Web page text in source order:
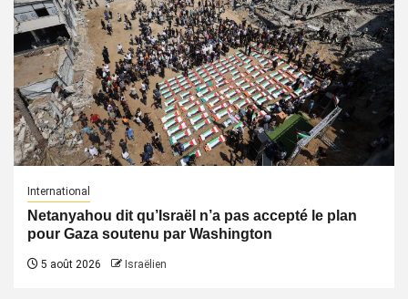
International
Netanyahou dit qu’Israël n’a pas accepté le plan
pour Gaza soutenu par Washington
5 août 2026 Israëlien